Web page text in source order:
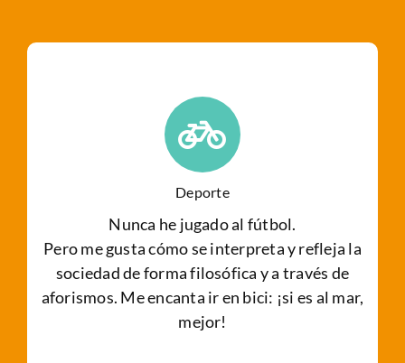
Deporte
Nunca he jugado al fútbol.
Pero me gusta cómo se interpreta y refleja la
sociedad de forma filosófica y a través de
aforismos. Me encanta ir en bici: ¡si es al mar,
mejor!